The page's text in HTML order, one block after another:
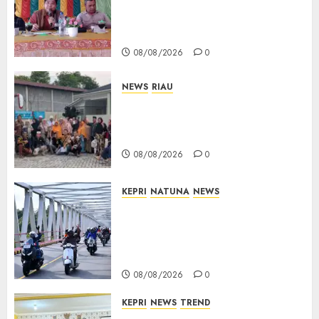
08/08/2026 0
NEWS RIAU
08/08/2026 0
KEPRI NATUNA NEWS
08/08/2026 0
KEPRI NEWS TREND